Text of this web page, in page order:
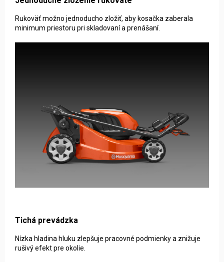
Rukoväť možno jednoducho zložiť, aby kosačka zaberala
minimum priestoru pri skladovaní a prenášaní.
Tichá prevádzka
Nízka hladina hluku zlepšuje pracovné podmienky a znižuje
rušivý efekt pre okolie.